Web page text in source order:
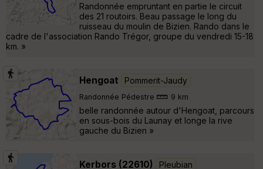
Randonnée empruntant en partie le circuit
des 21 routoirs. Beau passage le long du
ruisseau du moulin de Bizien. Rando dans le
cadre de l'association Rando Trégor, groupe du vendredi 15-18
km. »
Hengoat Pommerit-Jaudy
Randonnée Pédestre 9 km
belle randonnée autour d'Hengoat, parcours
en sous-bois du Launay et longe la rive
gauche du Bizien »
Kerbors (22610) Pleubian